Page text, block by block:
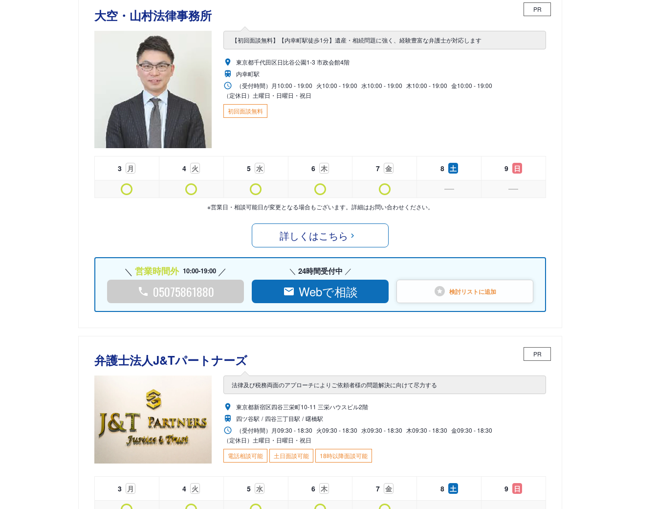
大空・山村法律事務所 PR
【初回面談無料】【内幸町駅徒歩1分】遺産・相続問題に強く、経験豊富な弁護士が対応します
東京都千代田区日比谷公園1-3 市政会館4階
内幸町駅
（受付時間） 月10:00 - 19:00 火10:00 - 19:00 水10:00 - 19:00 木10:00 - 19:00 金10:00 - 19:00
（定休日）土曜日・日曜日・祝日
初回面談無料
3 月 4 火 5 水 6 木 7 金 8 土 9 日
※営業日・相談可能日が変更となる場合もございます。詳細はお問い合わせください。
詳しくはこちら
営業時間外 10:00-19:00
05075861880
24時間受付中
Webで相談 検討リストに追加
弁護士法人J&Tパートナーズ PR
法律及び税務両面のアプローチによりご依頼者様の問題解決に向けて尽力する
東京都新宿区四谷三栄町10-11 三栄ハウスビル2階
四ツ谷駅
四谷三丁目駅
曙橋駅
（受付時間） 月09:30 - 18:30 火09:30 - 18:30 水09:30 - 18:30 木09:30 - 18:30 金09:30 - 18:30
（定休日）土曜日・日曜日・祝日
電話相談可能
土日面談可能 18時以降面談可能
3 月 4 火 5 水 6 木 7 金 8 土 9 日